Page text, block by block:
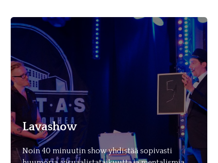
Lavashow
Noin 40 minuutin show yhdistää sopivasti